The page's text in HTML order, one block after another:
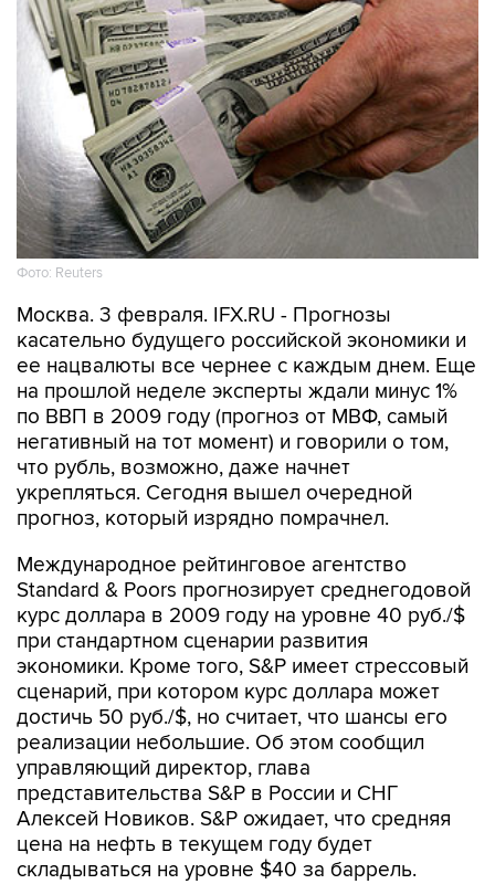
Фото: Reuters
Москва. 3 февраля. IFX.RU - Прогнозы
касательно будущего российской экономики и
ее нацвалюты все чернее с каждым днем. Еще
на прошлой неделе эксперты ждали минус 1%
по ВВП в 2009 году (прогноз от МВФ, самый
негативный на тот момент) и говорили о том,
что рубль, возможно, даже начнет
укрепляться. Сегодня вышел очередной
прогноз, который изрядно помрачнел.
Международное рейтинговое агентство
Standard & Poors прогнозирует среднегодовой
курс доллара в 2009 году на уровне 40 руб./$
при стандартном сценарии развития
экономики. Кроме того, S&P имеет стрессовый
сценарий, при котором курс доллара может
достичь 50 руб./$, но считает, что шансы его
реализации небольшие. Об этом сообщил
управляющий директор, глава
представительства S&P в России и СНГ
Алексей Новиков. S&P ожидает, что средняя
цена на нефть в текущем году будет
складываться на уровне $40 за баррель.